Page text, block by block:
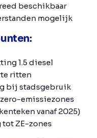
beschikbaar
mogelijk
1.5 diesel
ritten
bij stadsgebruik
emissiezones
vanaf 2025)
ZE-zones